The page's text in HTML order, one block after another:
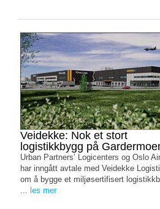
Veidekke: Nok et stort
logistikkbygg på
Urban Partners’ Logicenters og Oslo
har inngått avtale med Veidekke
om å bygge et miljøsertifisert
... les mer